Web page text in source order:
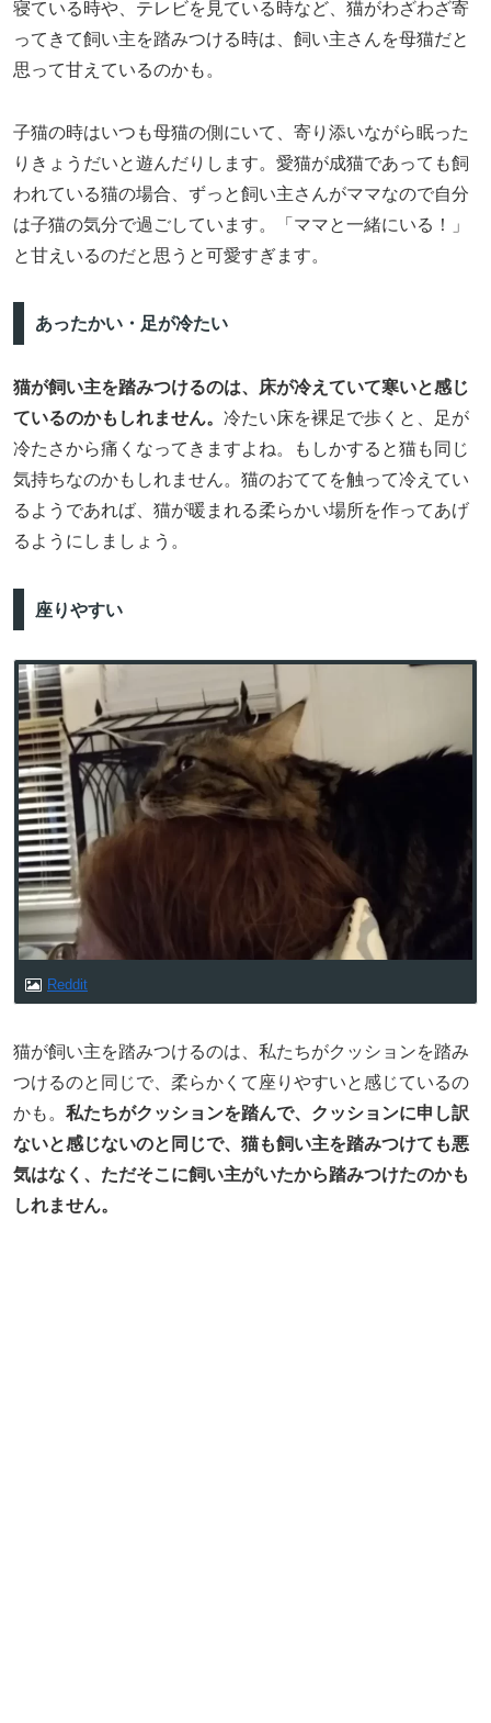
寝ている時や、テレビを見ている時など、猫がわざわざ寄
ってきて飼い主を踏みつける時は、飼い主さんを母猫だと
思って甘えているのかも。
子猫の時はいつも母猫の側にいて、寄り添いながら眠った
りきょうだいと遊んだりします。愛猫が成猫であっても飼
われている猫の場合、ずっと飼い主さんがママなので自分
は子猫の気分で過ごしています。「ママと一緒にいる！」
と甘えいるのだと思うと可愛すぎます。
あったかい・足が冷たい
猫が飼い主を踏みつけるのは、床が冷えていて寒いと感じ
ているのかもしれません。 冷たい床を裸足で歩くと、足が
冷たさから痛くなってきますよね。もしかすると猫も同じ
気持ちなのかもしれません。猫のおててを触って冷えてい
るようであれば、猫が暖まれる柔らかい場所を作ってあげ
るようにしましょう。
座りやすい
Reddit
猫が飼い主を踏みつけるのは、私たちがクッションを踏み
つけるのと同じで、柔らかくて座りやすいと感じているの
かも。 私たちがクッションを踏んで、クッションに申し訳
ないと感じないのと同じで、猫も飼い主を踏みつけても悪
気はなく、ただそこに飼い主がいたから踏みつけたのかも
しれません。